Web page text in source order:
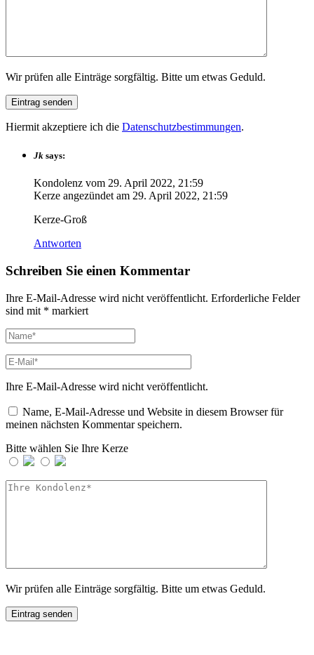
Wir prüfen alle Einträge sorgfältig. Bitte um etwas Geduld.
Hiermit akzeptiere ich die Datenschutzbestimmungen.
Jk says:
Kondolenz vom 29. April 2022, 21:59
Kerze angezündet am 29. April 2022, 21:59
Kerze-Groß
Antworten
Schreiben Sie einen Kommentar
Ihre E-Mail-Adresse wird nicht veröffentlicht. Erforderliche Felder
sind mit * markiert
Ihre E-Mail-Adresse wird nicht veröffentlicht.
Name, E-Mail-Adresse und Website in diesem Browser für
meinen nächsten Kommentar speichern.
Bitte wählen Sie Ihre Kerze
Wir prüfen alle Einträge sorgfältig. Bitte um etwas Geduld.